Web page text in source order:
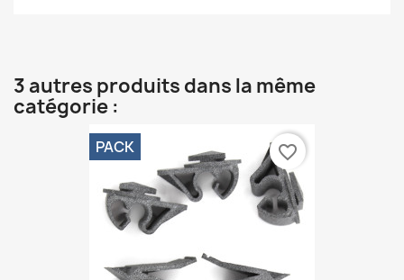
3 autres produits dans la même
catégorie :
PACK favorite_border